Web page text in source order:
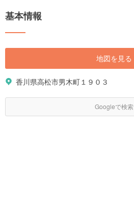
基本情報
地図を見る
香川県高松市男木町１９０３
Googleで検索